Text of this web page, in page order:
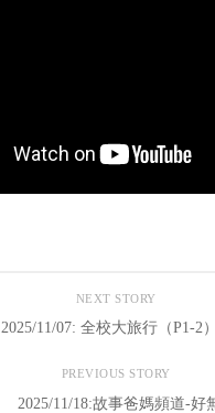
NEXT STORY
2025/11/07: 全校大旅行（P1-2）
PREVIOUS STORY
2025/11/18:故事爸媽頻道-好